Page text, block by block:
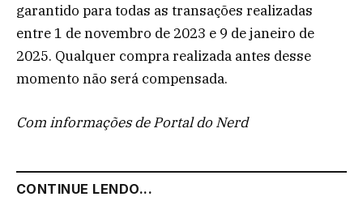
garantido para todas as transações realizadas
entre 1 de novembro de 2023 e 9 de janeiro de
2025. Qualquer compra realizada antes desse
momento não será compensada.
Com informações de Portal do Nerd
CONTINUE LENDO...